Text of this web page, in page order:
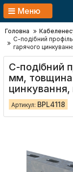
Меню
Головна
С-подібний
гарячого
С-подібний
мм, товщина
Артикул: BPL4118